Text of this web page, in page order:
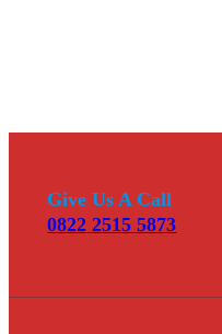
Give Us A Call
0822 2515 5873